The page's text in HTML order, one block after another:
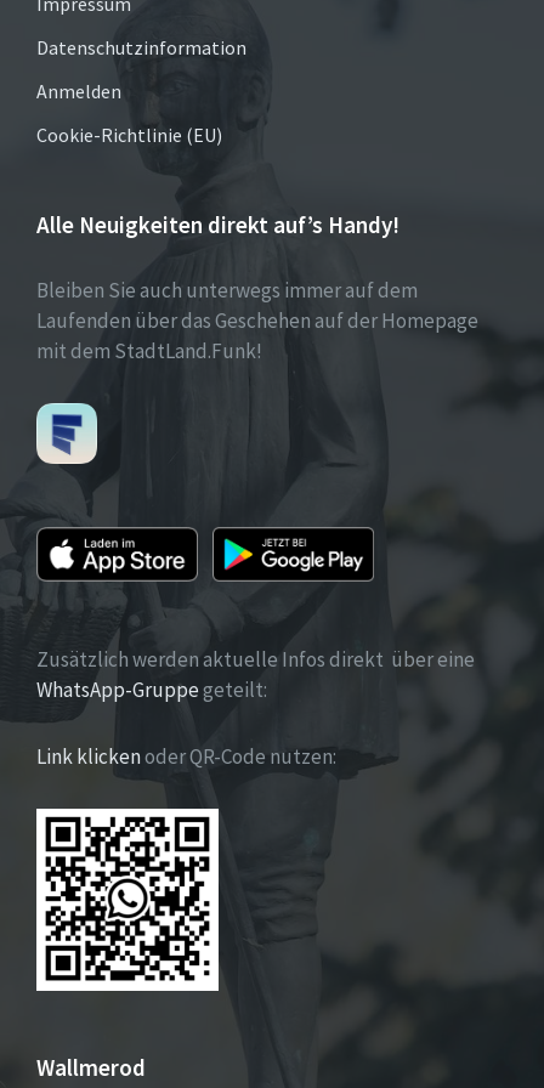
Datenschutzinformation
Anmelden
Cookie-Richtlinie (EU)
Alle Neuigkeiten direkt auf’s Handy!
Bleiben Sie auch unterwegs immer auf dem
Laufenden über das Geschehen auf der Homepage
mit dem StadtLand.Funk!
Zusätzlich werden aktuelle Infos direkt über eine
WhatsApp-Gruppegeteilt:
Link klickenoder QR-Code nutzen:
Wallmerod